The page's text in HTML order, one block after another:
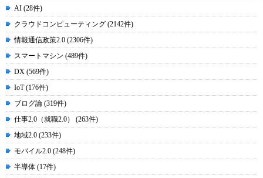
AI (28件)
クラウドコンピューティング (2142件)
情報通信政策2.0 (2306件)
スマートマシン (489件)
DX (569件)
IoT (176件)
ブログ論 (319件)
仕事2.0（就職2.0） (263件)
地域2.0 (233件)
モバイル2.0 (248件)
半導体 (17件)